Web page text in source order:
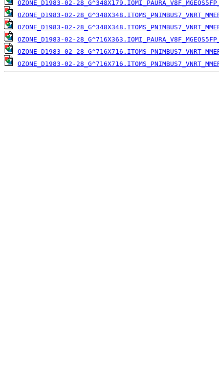
OZONE_D1983-02-
OZONE_D1983-02-
OZONE_D1983-02-
OZONE_D1983-02-
OZONE_D1983-02-
OZONE_D1983-02-